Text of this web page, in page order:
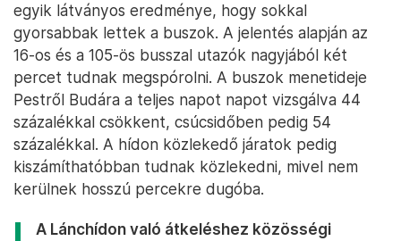
egyik látványos eredménye, hogy sokkal
gyorsabbak lettek a buszok. A jelentés alapján az
16-os és a 105-ös busszal utazók nagyjából két
percet tudnak megspórolni. A buszok menetideje
Pestről Budára a teljes napot napot vizsgálva 44
százalékkal csökkent, csúcsidőben pedig 54
százalékkal. A hídon közlekedő járatok pedig
kiszámíthatóbban tudnak közlekedni, mivel nem
kerülnek hosszú percekre dugóba.
A Lánchídon való átkeléshez közösségi